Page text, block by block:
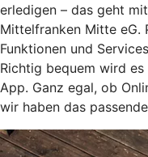
erledigen – das geht
Mittelfranken Mitte eG.
Funktionen und
Richtig bequem wird
App. Ganz egal, ob
wir haben das